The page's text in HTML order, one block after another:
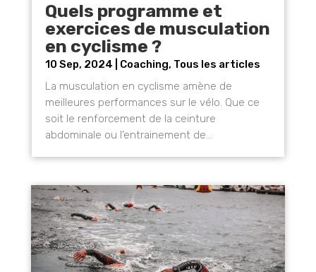
Quels programme et
exercices de musculation
en cyclisme ?
10 Sep, 2024 Coaching, Tous les articles
La musculation en cyclisme amène de
meilleures performances sur le vélo. Que ce
soit le renforcement de la ceinture
abdominale ou l’entrainement de...